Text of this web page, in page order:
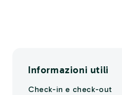
Informazioni utili
Check-in e check-out